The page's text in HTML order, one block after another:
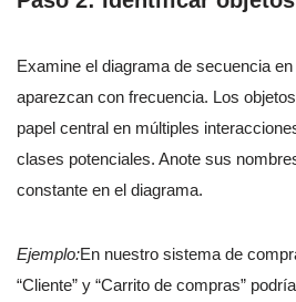
Examine el diagrama de secuencia
aparezcan con frecuencia. Los
papel central en múltiples
clases potenciales. Anote sus
constante en el diagrama.
Ejemplo:En nuestro sistema de
“Cliente” y “Carrito de compras”